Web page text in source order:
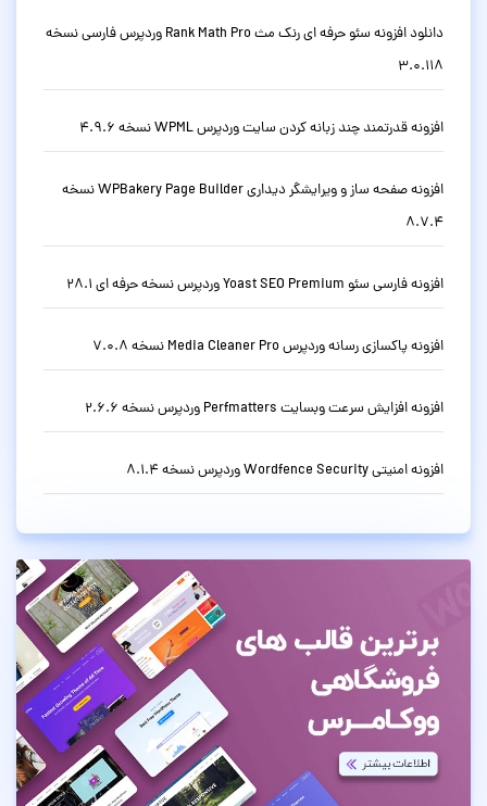
دانلود افزونه سئو حرفه ای رنک مث Rank Math Pro وردپرس فارسی نسخه
3.0.118
افزونه قدرتمند چند زبانه کردن سایت وردپرس WPML نسخه 4.9.6
افزونه صفحه ساز و ویرایشگر دیداری WPBakery Page Builder نسخه
8.7.4
افزونه فارسی سئو Yoast SEO Premium وردپرس نسخه حرفه ای 28.1
افزونه پاکسازی رسانه وردپرس Media Cleaner Pro نسخه 7.0.8
افزونه افزایش سرعت وبسایت Perfmatters وردپرس نسخه 2.6.6
افزونه امنیتی Wordfence Security وردپرس نسخه 8.1.4